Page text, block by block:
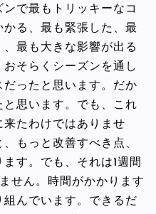
で最もトリッキーなコ
る、最も緊張した、最
最も大きな影響が出る
そらくシーズンを通し
ったと思います。だか
思います。でも、これ
来たわけではありませ
もっと改善すべき点、
す。でも、それは1週間
せん。時間がかかります
組んでいます。できるだ